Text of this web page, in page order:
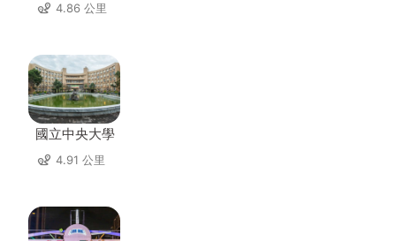
4.86 公里
國立中央大學
4.91 公里